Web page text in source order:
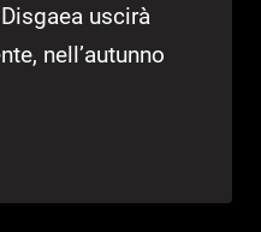
uscirà
nell’autunno